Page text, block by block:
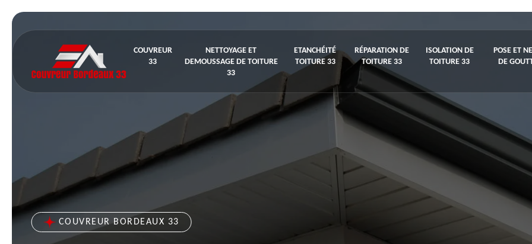
COUVREUR
33
NETTOYAGE ET
DEMOUSSAGE DE TOITURE
33
ETANCHÉITÉ
TOITURE 33
RÉPARATION DE
TOITURE 33
ISOLATION DE
TOITURE 33
POSE ET
DE
COUVREUR BORDEAUX 33